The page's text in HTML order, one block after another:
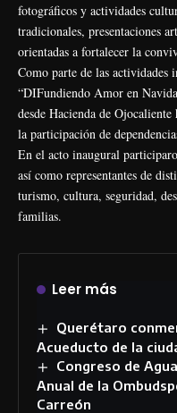
fotográficos y actividades
tradicionales, presentaciones
orientadas a fortalecer la
Como parte de las actividades
“DIFundiendo Amor en
desde Hacienda de
la participación de
En el acto inaugural
así como representantes de
turismo, cultura, seguridad,
familias.
Leer más
Querétaro
Acueducto de la
Congreso de
Anual de la
Carreón